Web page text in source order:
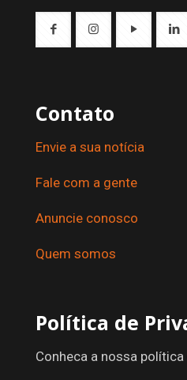
Contato
Envie a sua notícia
Fale com a gente
Anuncie conosco
Quem somos
Política de
Conheca a nossa